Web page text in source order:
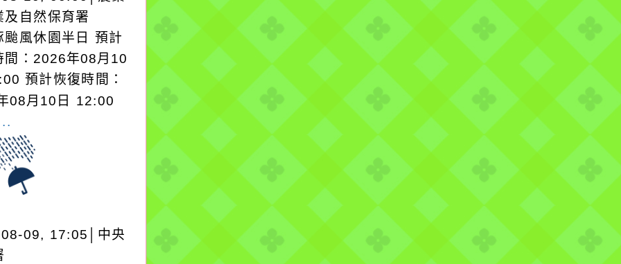
及自然保育署
颱風休園半日 預計
間：2026年08月10
預計恢復時間：
08月10日 12:00
09, 17:05│中央